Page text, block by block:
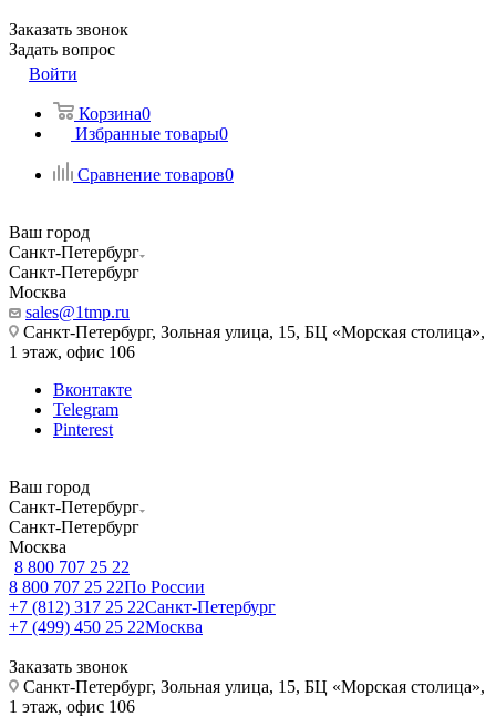
Заказать звонок
Задать вопрос
Войти
Корзина0
Избранные товары0
Сравнение товаров0
Ваш город
Санкт-Петербург
Санкт-Петербург
Москва
sales@1tmp.ru
Санкт-Петербург, Зольная улица, 15, БЦ «Морская столица»,
1 этаж, офис 106
Вконтакте
Telegram
Pinterest
Ваш город
Санкт-Петербург
Санкт-Петербург
Москва
8 800 707 25 22
8 800 707 25 22По России
+7 (812) 317 25 22Санкт-Петербург
+7 (499) 450 25 22Москва
Заказать звонок
Санкт-Петербург, Зольная улица, 15, БЦ «Морская столица»,
1 этаж, офис 106